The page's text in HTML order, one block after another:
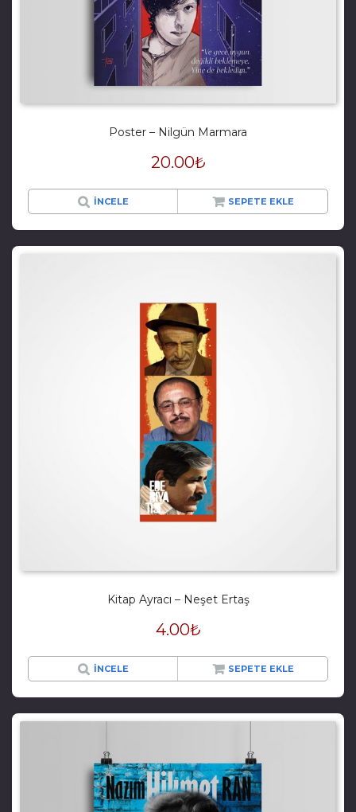
Poster – Nilgün Marmara
20.00₺
İNCELE SEPETE EKLE
Kitap Ayracı – Neşet Ertaş
4.00₺
İNCELE SEPETE EKLE